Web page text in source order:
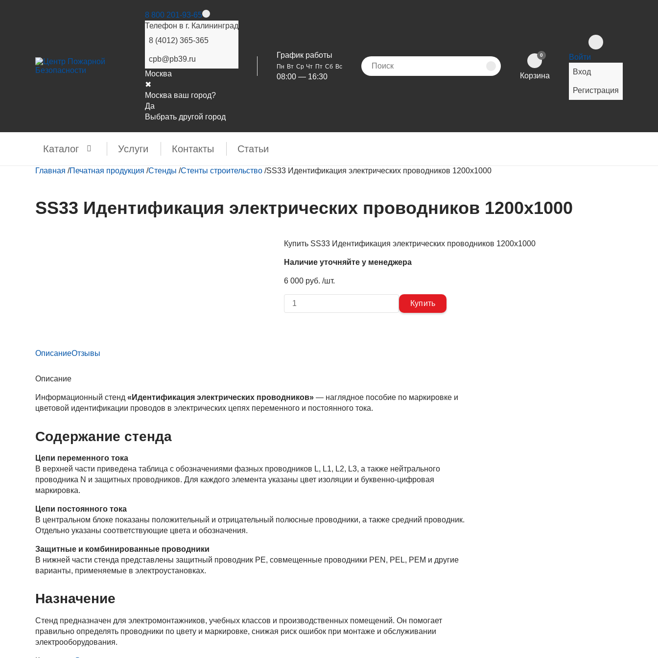
8 800 201-93-65
Телефон в г. Калининград
8 (4012) 365-365
cpb@pb39.ru
Москва
✖
Москва ваш город?
Да
Выбрать другой город
График работы
Пн Вт Ср Чт Пт Сб Вс
08:00 — 16:30
0
Корзина
Войти
Вход
Регистрация
Каталог Услуги Контакты Cтатьи
Главная /Печатная продукция /Стенды /Стенты строительство /SS33 Идентификация электрических проводников 1200х1000
SS33 Идентификация электрических проводников 1200х1000
Купить SS33 Идентификация электрических проводников 1200х1000
Наличие уточняйте у менеджера
6 000 руб. /шт.
ОписаниеОтзывы
Описание
Информационный стенд «Идентификация электрических проводников» — наглядное пособие по маркировке и
цветовой идентификации проводов в электрических цепях переменного и постоянного тока.
Содержание стенда
Цепи переменного тока
В верхней части приведена таблица с обозначениями фазных проводников L, L1, L2, L3, а также нейтрального
проводника N и защитных проводников. Для каждого элемента указаны цвет изоляции и буквенно-цифровая
маркировка.
Цепи постоянного тока
В центральном блоке показаны положительный и отрицательный полюсные проводники, а также средний проводник.
Отдельно указаны соответствующие цвета и обозначения.
Защитные и комбинированные проводники
В нижней части стенда представлены защитный проводник PE, совмещенные проводники PEN, PEL, PEM и другие
варианты, применяемые в электроустановках.
Назначение
Стенд предназначен для электромонтажников, учебных классов и производственных помещений. Он помогает
правильно определять проводники по цвету и маркировке, снижая риск ошибок при монтаже и обслуживании
электрооборудования.